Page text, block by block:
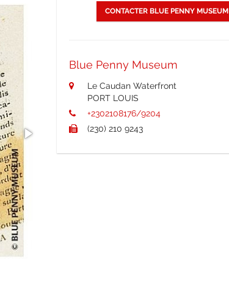
CONTACTER BLUE PENNY MUSEUM
Blue Penny Museum
Le Caudan Waterfront
PORT LOUIS
+2302108176/9204
(230) 210 9243